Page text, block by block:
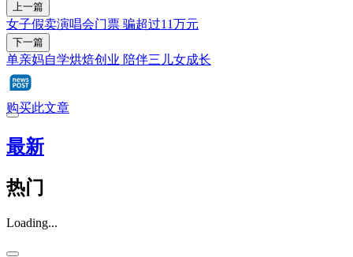
上一篇
女子假卖演唱会门票 骗超过11万元
下一篇
单亲妈自学烘焙创业 陪伴三儿女成长
购买此文章
最新
热门
Loading...